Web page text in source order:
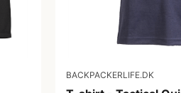
BACKPACKERLIFE.DK